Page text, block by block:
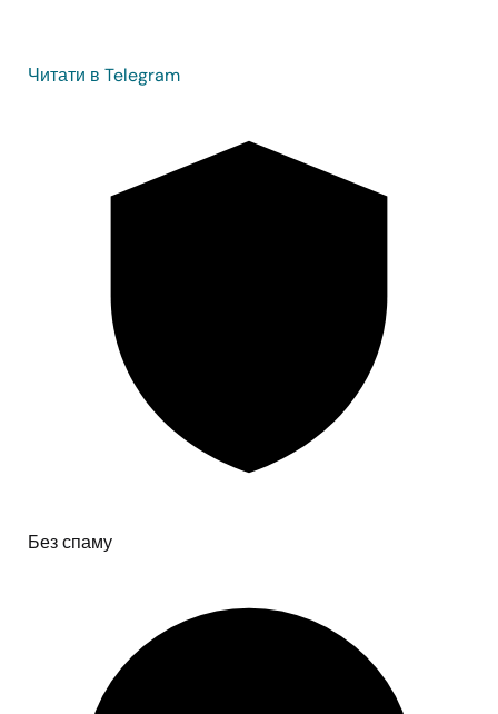
Читати в Telegram
Без спаму